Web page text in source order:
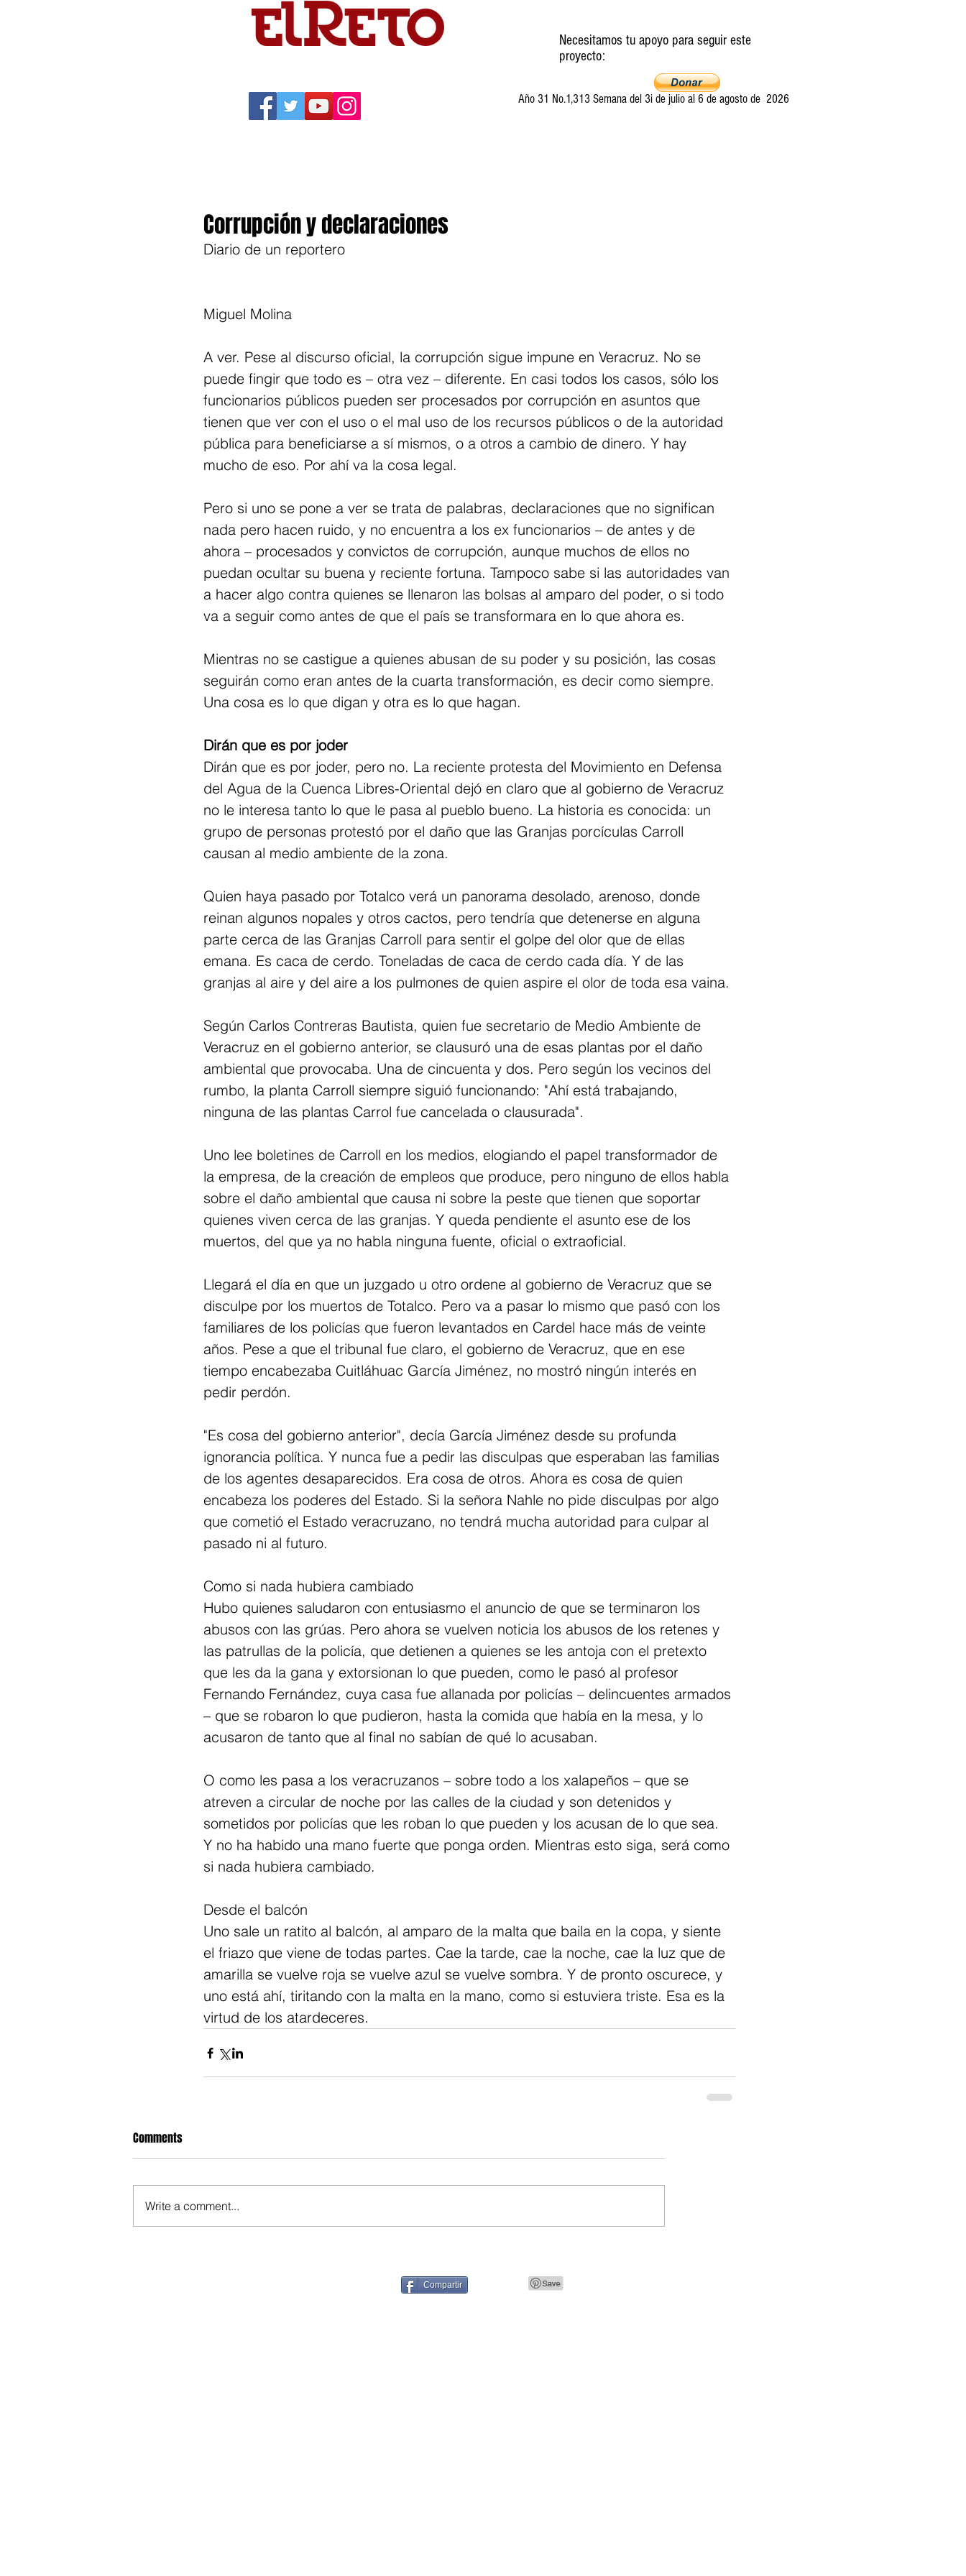
Necesitamos tu apoyo para seguir este
proyecto:
Año 31 No.1,313 Semana del 3i de julio al 6 de agosto de 2026
Corrupción y declaraciones
Diario de un reportero
Miguel Molina
A ver. Pese al discurso oficial, la corrupción sigue impune en Veracruz. No se
puede fingir que todo es – otra vez – diferente. En casi todos los casos, sólo los
funcionarios públicos pueden ser procesados por corrupción en asuntos que
tienen que ver con el uso o el mal uso de los recursos públicos o de la autoridad
pública para beneficiarse a sí mismos, o a otros a cambio de dinero. Y hay
mucho de eso. Por ahí va la cosa legal.
Pero si uno se pone a ver se trata de palabras, declaraciones que no significan
nada pero hacen ruido, y no encuentra a los ex funcionarios – de antes y de
ahora – procesados y convictos de corrupción, aunque muchos de ellos no
puedan ocultar su buena y reciente fortuna. Tampoco sabe si las autoridades van
a hacer algo contra quienes se llenaron las bolsas al amparo del poder, o si todo
va a seguir como antes de que el país se transformara en lo que ahora es.
Mientras no se castigue a quienes abusan de su poder y su posición, las cosas
seguirán como eran antes de la cuarta transformación, es decir como siempre.
Una cosa es lo que digan y otra es lo que hagan.
Dirán que es por joder
Dirán que es por joder, pero no. La reciente protesta del Movimiento en Defensa
del Agua de la Cuenca Libres-Oriental dejó en claro que al gobierno de Veracruz
no le interesa tanto lo que le pasa al pueblo bueno. La historia es conocida: un
grupo de personas protestó por el daño que las Granjas porcículas Carroll
causan al medio ambiente de la zona.
Quien haya pasado por Totalco verá un panorama desolado, arenoso, donde
reinan algunos nopales y otros cactos, pero tendría que detenerse en alguna
parte cerca de las Granjas Carroll para sentir el golpe del olor que de ellas
emana. Es caca de cerdo. Toneladas de caca de cerdo cada día. Y de las
granjas al aire y del aire a los pulmones de quien aspire el olor de toda esa vaina.
Según Carlos Contreras Bautista, quien fue secretario de Medio Ambiente de
Veracruz en el gobierno anterior, se clausuró una de esas plantas por el daño
ambiental que provocaba. Una de cincuenta y dos. Pero según los vecinos del
rumbo, la planta Carroll siempre siguió funcionando: "Ahí está trabajando,
ninguna de las plantas Carrol fue cancelada o clausurada".
Uno lee boletines de Carroll en los medios, elogiando el papel transformador de
la empresa, de la creación de empleos que produce, pero ninguno de ellos habla
sobre el daño ambiental que causa ni sobre la peste que tienen que soportar
quienes viven cerca de las granjas. Y queda pendiente el asunto ese de los
muertos, del que ya no habla ninguna fuente, oficial o extraoficial.
Llegará el día en que un juzgado u otro ordene al gobierno de Veracruz que se
disculpe por los muertos de Totalco. Pero va a pasar lo mismo que pasó con los
familiares de los policías que fueron levantados en Cardel hace más de veinte
años. Pese a que el tribunal fue claro, el gobierno de Veracruz, que en ese
tiempo encabezaba Cuitláhuac García Jiménez, no mostró ningún interés en
pedir perdón.
"Es cosa del gobierno anterior", decía García Jiménez desde su profunda
ignorancia política. Y nunca fue a pedir las disculpas que esperaban las familias
de los agentes desaparecidos. Era cosa de otros. Ahora es cosa de quien
encabeza los poderes del Estado. Si la señora Nahle no pide disculpas por algo
que cometió el Estado veracruzano, no tendrá mucha autoridad para culpar al
pasado ni al futuro.
Como si nada hubiera cambiado
Hubo quienes saludaron con entusiasmo el anuncio de que se terminaron los
abusos con las grúas. Pero ahora se vuelven noticia los abusos de los retenes y
las patrullas de la policía, que detienen a quienes se les antoja con el pretexto
que les da la gana y extorsionan lo que pueden, como le pasó al profesor
Fernando Fernández, cuya casa fue allanada por policías – delincuentes armados
– que se robaron lo que pudieron, hasta la comida que había en la mesa, y lo
acusaron de tanto que al final no sabían de qué lo acusaban.
O como les pasa a los veracruzanos – sobre todo a los xalapeños – que se
atreven a circular de noche por las calles de la ciudad y son detenidos y
sometidos por policías que les roban lo que pueden y los acusan de lo que sea.
Y no ha habido una mano fuerte que ponga orden. Mientras esto siga, será como
si nada hubiera cambiado.
Desde el balcón
Uno sale un ratito al balcón, al amparo de la malta que baila en la copa, y siente
el friazo que viene de todas partes. Cae la tarde, cae la noche, cae la luz que de
amarilla se vuelve roja se vuelve azul se vuelve sombra. Y de pronto oscurece, y
uno está ahí, tiritando con la malta en la mano, como si estuviera triste. Esa es la
virtud de los atardeceres.
Comments
Write a comment...
Compartir